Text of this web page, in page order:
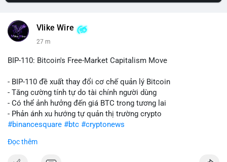
Vlike Wire
27 m
BIP-110: Bitcoin's Free-Market Capitalism Move
- BIP-110 đề xuất thay đổi cơ chế quản lý Bitcoin
- Tăng cường tính tự do tài chính người dùng
- Có thể ảnh hưởng đến giá BTC trong tương lai
- Phản ánh xu hướng tự quản thị trường crypto
#binancesquare #btc #cryptonews
$btc
Đọc thêm